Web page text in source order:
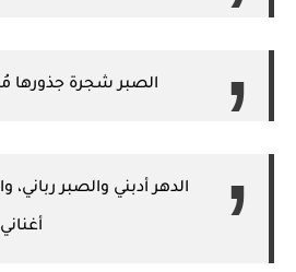
الصبر شجرة جذورها
الدهر أدبني والصبر